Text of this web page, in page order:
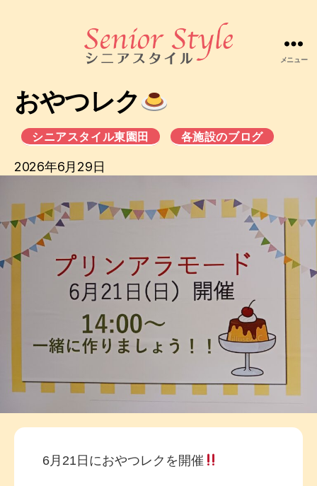
会
シ
ス
タ
イ
メニュー
おやつレク
シニアスタイル東園田 各施設のブログ
2026年6月29日
6月21日におやつレクを開催